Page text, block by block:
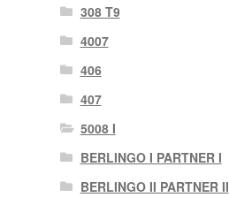
308 T9
4007
406
407
5008 I
BERLINGO I PARTNER I
BERLINGO II PARTNER II